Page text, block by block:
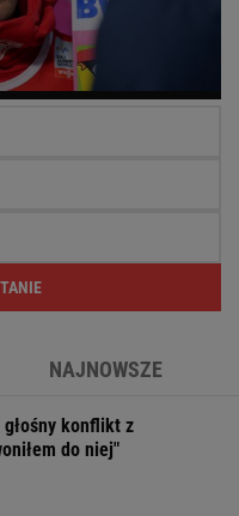
NAJNOWSZE
konflikt z
do niej"